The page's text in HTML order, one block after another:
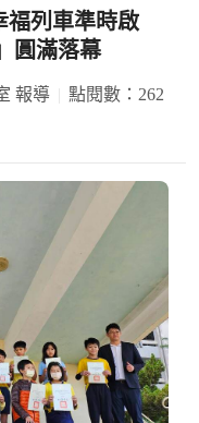
福列車準時啟
圓滿落幕
報導
點閱數：262